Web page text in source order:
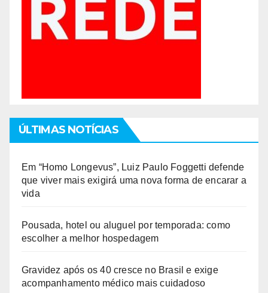
ÚLTIMAS NOTÍCIAS
Em “Homo Longevus”, Luiz Paulo Foggetti defende
que viver mais exigirá uma nova forma de encarar a
vida
Pousada, hotel ou aluguel por temporada: como
escolher a melhor hospedagem
Gravidez após os 40 cresce no Brasil e exige
acompanhamento médico mais cuidadoso